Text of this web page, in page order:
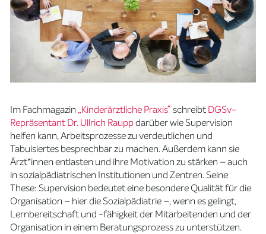
Im Fachmagazin „Kinderärztliche Praxis“schreibtDGSv-
Repräsentant Dr. Ullrich Rauppdarüber wie Supervision
helfen kann, Arbeitsprozesse zu verdeutlichen und
Tabuisiertes besprechbar zu machen. Außerdem kann sie
Ärzt*innen entlasten und ihre Motivation zu stärken – auch
in sozialpädiatrischen Institutionen und Zentren. Seine
These: Supervision bedeutet eine besondere Qualität für die
Organisation – hier die Sozialpädiatrie –, wenn es gelingt,
Lernbereitschaft und -fähigkeit der Mitarbeitenden und der
Organisation in einem Beratungsprozess zu unterstützen.